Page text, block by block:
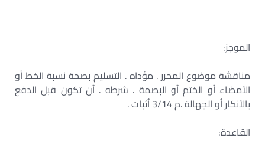
الموجز:
مناقشة موضوع المحرر . مؤداه . التسليم بصحة نسبة الخط أو
الأمضاء أو الختم أو البصمة . شرطه . أن تكون قبل الدفع
بالأنكار أو الجهالة .م 3/14 أثبات .
القاعدة: